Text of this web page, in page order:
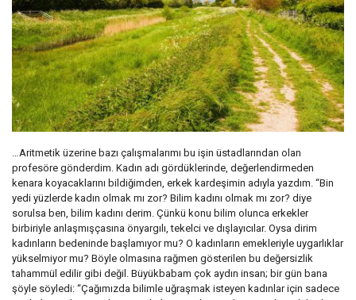
…Aritmetik üzerine bazı çalışmalarımı bu işin üstadlarından olan
profesöre gönderdim. Kadın adı gördüklerinde, değerlendirmeden
kenara koyacaklarını bildiğimden, erkek kardeşimin adıyla yazdım. “Bin
yedi yüzlerde kadın olmak mı zor? Bilim kadını olmak mı zor? diye
sorulsa ben, bilim kadını derim. Çünkü konu bilim olunca erkekler
birbiriyle anlaşmışçasına önyargılı, tekelci ve dışlayıcılar. Oysa dirim
kadınların bedeninde başlamıyor mu? O kadınların emekleriyle uygarlıklar
yükselmiyor mu? Böyle olmasına rağmen gösterilen bu değersizlik
tahammül edilir gibi değil. Büyükbabam çok aydın insan; bir gün bana
şöyle söyledi: “Çağımızda bilimle uğraşmak isteyen kadınlar için sadece